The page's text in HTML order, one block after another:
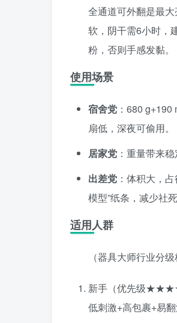
全通道可外翻是最
软，阴干需6小时，
粉，否则手感发黏。
使用场景
宿舍党 ：680
扇低，深夜可偷用。
居家党 ：重量带来
出差党 ：体积大，
模型”纸条，减少社死
适用人群
（器具大师行业分
新手（优先级
低刺激+高包裹+易翻